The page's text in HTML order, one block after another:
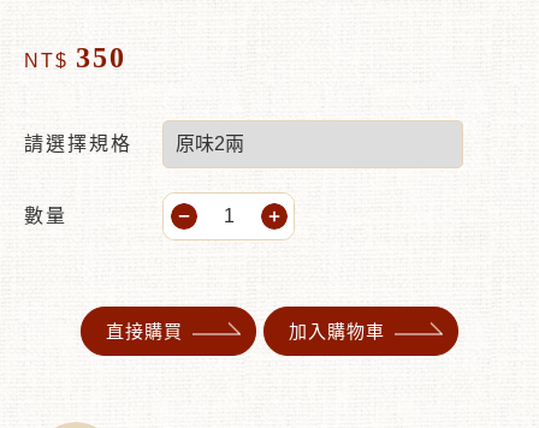
NT$ 350
請選擇規格
數量
直接購買 加入購物車